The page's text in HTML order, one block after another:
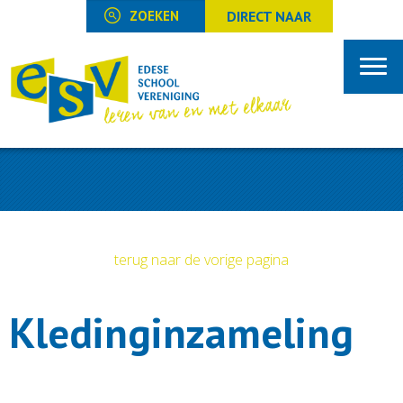
DIRECT NAAR
terug naar de vorige pagina
Kledinginzameling